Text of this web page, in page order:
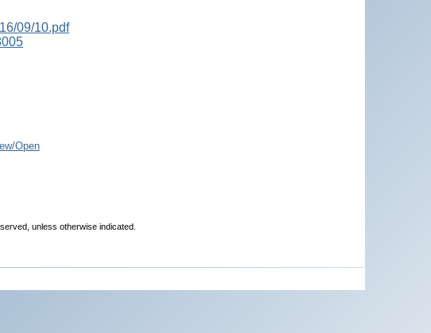
09/10.pdf
Open
unless otherwise indicated.